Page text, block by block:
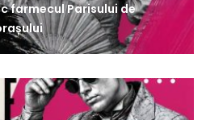
farmecul Parisului de